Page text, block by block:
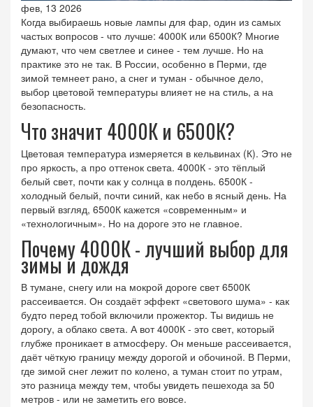
фев, 13 2026
Когда выбираешь новые лампы для фар, один из самых
частых вопросов - что лучше: 4000К или 6500К? Многие
думают, что чем светлее и синее - тем лучше. Но на
практике это не так. В России, особенно в Перми, где
зимой темнеет рано, а снег и туман - обычное дело,
выбор цветовой температуры влияет не на стиль, а на
безопасность.
Что значит 4000К и 6500К?
Цветовая температура измеряется в кельвинах (К). Это не
про яркость, а про оттенок света. 4000К - это тёплый
белый свет, почти как у солнца в полдень. 6500К -
холодный белый, почти синий, как небо в ясный день. На
первый взгляд, 6500К кажется «современным» и
«технологичным». Но на дороге это не главное.
Почему 4000К - лучший выбор для
зимы и дождя
В тумане, снегу или на мокрой дороге свет 6500К
рассеивается. Он создаёт эффект «светового шума» - как
будто перед тобой включили прожектор. Ты видишь не
дорогу, а облако света. А вот 4000К - это свет, который
глубже проникает в атмосферу. Он меньше рассеивается,
даёт чёткую границу между дорогой и обочиной. В Перми,
где зимой снег лежит по колено, а туман стоит по утрам,
это разница между тем, чтобы увидеть пешехода за 50
метров - или не заметить его вовсе.